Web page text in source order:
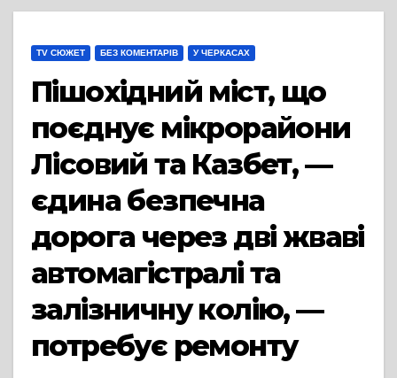
TV СЮЖЕТ БЕЗ КОМЕНТАРІВ У ЧЕРКАСАХ
Пішохідний міст, що
поєднує мікрорайони
Лісовий та Казбет, —
єдина безпечна
дорога через дві жваві
автомагістралі та
залізничну колію, —
потребує ремонту